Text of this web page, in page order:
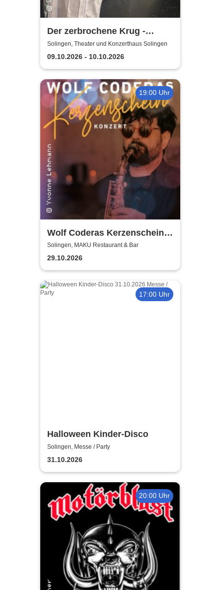
Der zerbrochene Krug -
Elbeforum Brunsbüttel
Solingen, Theater und Konzerthaus Solingen
09.10.2026 - 10.10.2026
19:00 Uhr
Wolf Coderas Kerzenschein
Konzert
Solingen, MAKU Restaurant & Bar
29.10.2026
17:00 Uhr
Halloween Kinder-Disco
Solingen, Messe / Party
31.10.2026
20:00 Uhr